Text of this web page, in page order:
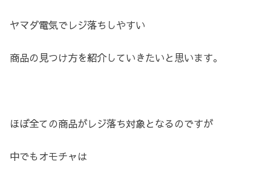
ヤマダ電気でレジ落ちしやすい
商品の見つけ方を紹介していきたいと思います。
ほぼ全ての商品がレジ落ち対象となるのですが
中でもオモチャは